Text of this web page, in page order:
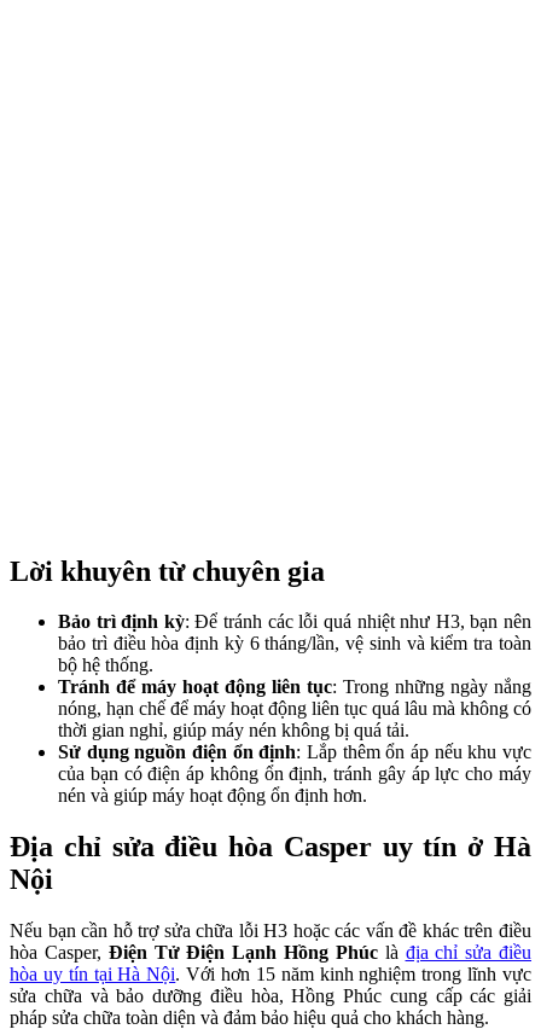
Lời khuyên từ chuyên gia
Bảo trì định kỳ: Để tránh các lỗi quá nhiệt như H3, bạn nên
bảo trì điều hòa định kỳ 6 tháng/lần, vệ sinh và kiểm tra toàn
bộ hệ thống.
Tránh để máy hoạt động liên tục: Trong những ngày nắng
nóng, hạn chế để máy hoạt động liên tục quá lâu mà không có
thời gian nghỉ, giúp máy nén không bị quá tải.
Sử dụng nguồn điện ổn định: Lắp thêm ổn áp nếu khu vực
của bạn có điện áp không ổn định, tránh gây áp lực cho máy
nén và giúp máy hoạt động ổn định hơn.
Địa chỉ sửa điều hòa Casper uy tín ở Hà
Nội
Nếu bạn cần hỗ trợ sửa chữa lỗi H3 hoặc các vấn đề khác trên điều
hòa Casper, Điện Tử Điện Lạnh Hồng Phúclà địa chỉ sửa điều
hòa uy tín tại Hà Nội. Với hơn 15 năm kinh nghiệm trong lĩnh vực
sửa chữa và bảo dưỡng điều hòa, Hồng Phúc cung cấp các giải
pháp sửa chữa toàn diện và đảm bảo hiệu quả cho khách hàng.